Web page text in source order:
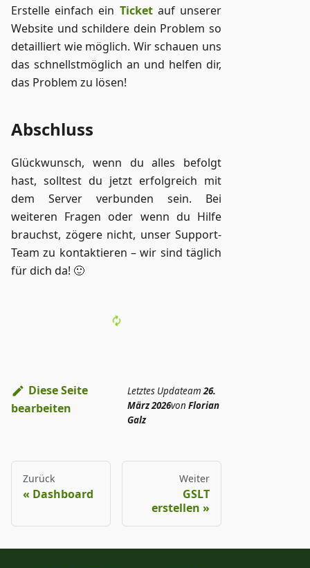
Erstelle einfach ein Ticketauf unserer
Website und schildere dein Problem so
detailliert wie möglich. Wir schauen uns
das schnellstmöglich an und helfen dir,
das Problem zu lösen!
Abschluss
Glückwunsch, wenn du alles befolgt
hast, solltest du jetzt erfolgreich mit
dem Server verbunden sein. Bei
weiteren Fragen oder wenn du Hilfe
brauchst, zögere nicht, unser Support-
Team zu kontaktieren – wir sind täglich
für dich da! 🙂
Diese Seite
bearbeiten
Letztes Updateam 26.
März 2026von Florian
Galz
Zurück
Dashboard
Weiter
GSLT
erstellen